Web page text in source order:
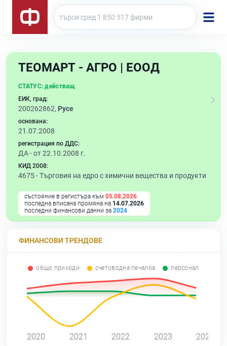
ТЕОМАРТ - АГРО | ЕООД
СТАТУС: действащ
ЕИК, град:
200262862, Русе
основана:
21.07.2008
регистрация по ДДС:
ДА - от 22.10.2008 г.
КИД 2008:
4675 -Търговия на едро с химични вещества и продукти
състояние в регистъра към 05.08.2026
последна вписана промяна на 14.07.2026
последни финансови данни за 2024
ФИНАНСОВИ ТРЕНДОВЕ
общо приходи счетоводна печалба персонал
2020 2021 2022 2023 2024